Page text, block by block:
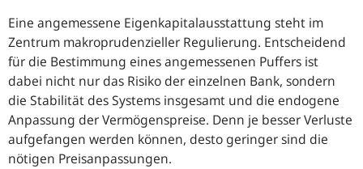
Eine angemessene Eigenkapitalausstattung steht im
Zentrum makroprudenzieller Regulierung. Entscheidend
für die Bestimmung eines angemessenen Puffers ist
dabei nicht nur das Risiko der einzelnen Bank, sondern
die Stabilität des Systems insgesamt und die endogene
Anpassung der Vermögenspreise. Denn je besser Verluste
aufgefangen werden können, desto geringer sind die
nötigen Preisanpassungen.